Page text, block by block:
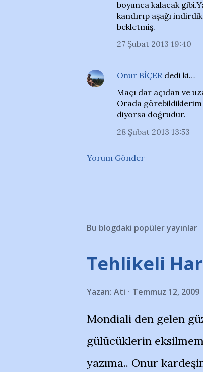
boyunca kalacak
kandırıp aşağı
bekletmiş.
27 Şubat 2013 19:40
Onur BİÇER dedi ki…
Maçı dar açıdan ve
Orada görebildiklerim
diyorsa doğrudur.
28 Şubat 2013 13:53
Yorum Gönder
Bu blogdaki popüler yayınlar
Tehlikeli
Yazan: Ati Temmuz 12, 2009
Mondiali den gelen
gülücüklerin
yazıma.. Onur